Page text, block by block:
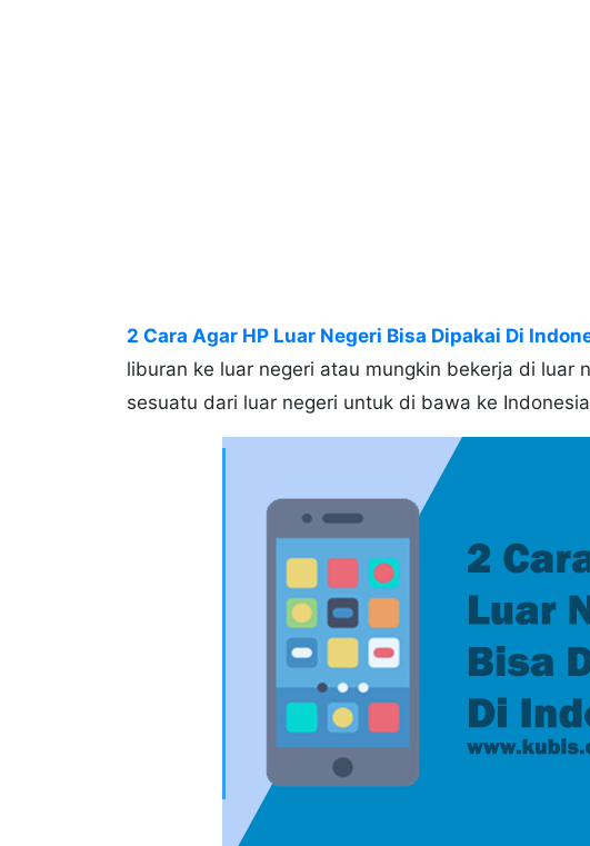
2 Cara Agar HP Luar Negeri Bisa Dipakai Di
liburan ke luar negeri atau mungkin bekerja di luar
sesuatu dari luar negeri untuk di bawa ke